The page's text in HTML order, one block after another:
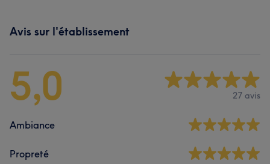
Avis sur l'établissement
5,0 27 avis
Ambiance
Propreté